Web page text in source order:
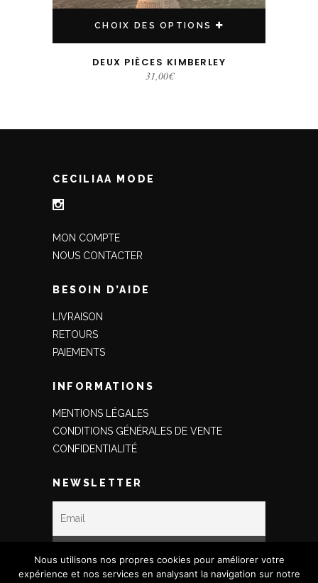
CHOIX DES OPTIONS
DEUX PIÈCES KIMBERLEY
31,00€
CECILIAA MODE
MON COMPTE
NOUS CONTACTER
BESOIN D’AIDE
LIVRAISON
RETOURS
PAIEMENTS
INFORMATIONS
MENTIONS LÉGALES
CONDITIONS GÉNÉRALES DE VENTE
CONFIDENTIALITÉ
NEWSLETTER
Nous utilisons nos propres cookies pour améliorer votre
expérience et nos services en analysant la navigation sur notre